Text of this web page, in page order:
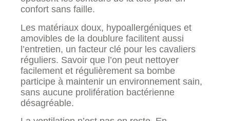
confort sans faille.
Les matériaux doux, hypoallergéniques et
amovibles de la doublure facilitent aussi
l’entretien, un facteur clé pour les cavaliers
réguliers. Savoir que l’on peut nettoyer
facilement et régulièrement sa bombe
participe à maintenir un environnement sain,
sans aucune prolifération bactérienne
désagréable.